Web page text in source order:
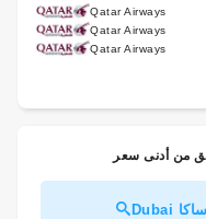
Qatar Airways
Qatar Airways
Qatar Airways
من أدنى سعر